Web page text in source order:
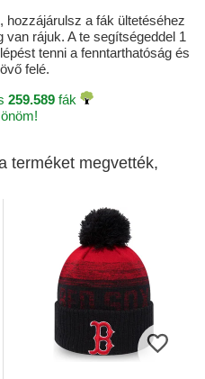
hozzájárulsz a fák ültetéséhez
rájuk. A te segítségeddel 1
tenni a fenntarthatóság és
felé.
259.589fák
terméket megvették,